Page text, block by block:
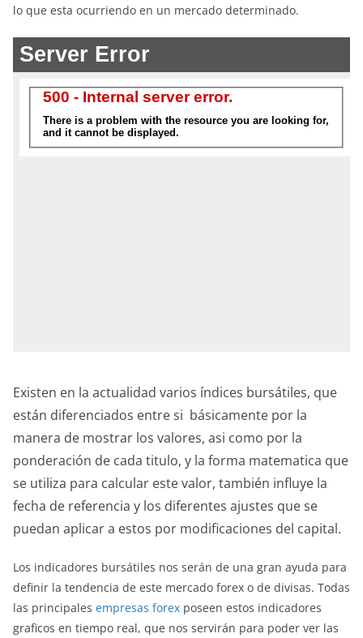
lo que esta ocurriendo en un mercado determinado.
Existen en la actualidad varios índices bursátiles, que
están diferenciados entre si básicamente por la
manera de mostrar los valores, asi como por la
ponderación de cada titulo, y la forma matematica que
se utiliza para calcular este valor, también influye la
fecha de referencia y los diferentes ajustes que se
puedan aplicar a estos por modificaciones del capital.
Los indicadores bursátiles nos serán de una gran ayuda para
definir la tendencia de este mercado forex o de divisas. Todas
las principales empresas forex poseen estos indicadores
graficos en tiempo real, que nos servirán para poder ver las